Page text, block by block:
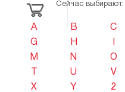
Сейчас выбирают:
A B C
G
H
M
N O
U V
X
Y 2